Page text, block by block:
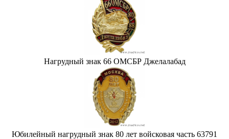
Нагрудный знак 66 ОМСБР Джелалабад
Юбилейный нагрудный знак 80 лет войсковая часть 63791